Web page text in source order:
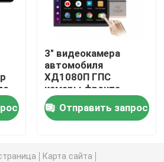
4G
Blackbox DVR
4K
3" видеокамера
автомобиля
ХД1080П ГПС
камеры фронта
камеры андроида
8.1 4Г Двр
Отправить запрос
Карта сайта